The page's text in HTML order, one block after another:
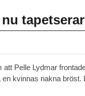
Pelle Lydmar
kvinnas nakna bröst.